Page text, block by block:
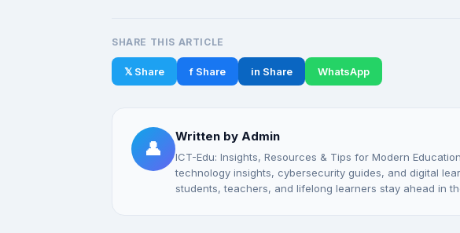
SHARE THIS ARTICLE
𝕏 Share f Share in Share WhatsApp
👤
Written by Admin
ICT-Edu: Insights, Resources & Tips for Modern
technology insights, cybersecurity guides, and digital
students, teachers, and lifelong learners stay ahead in